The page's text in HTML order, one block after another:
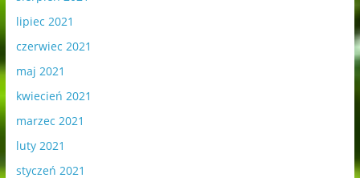
lipiec 2021
czerwiec 2021
maj 2021
kwiecień 2021
marzec 2021
luty 2021
styczeń 2021